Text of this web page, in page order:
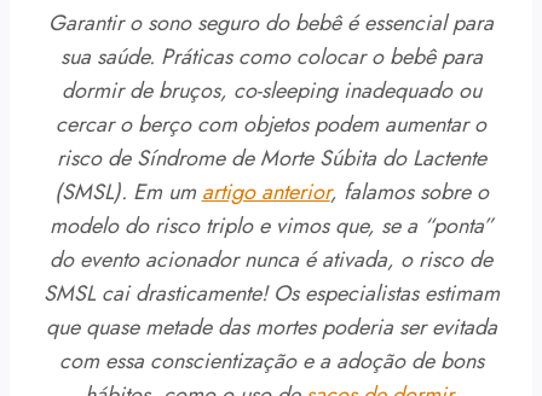
Garantir o sono seguro do bebê é essencial para
sua saúde. Práticas como colocar o bebê para
dormir de bruços, co-sleeping inadequado ou
cercar o berço com objetos podem aumentar o
risco de Síndrome de Morte Súbita do Lactente
(SMSL). Em um artigo anterior, falamos sobre o
modelo do risco triplo e vimos que, se a “ponta”
do evento acionador nunca é ativada, o risco de
SMSL cai drasticamente! Os especialistas estimam
que quase metade das mortes poderia ser evitada
com essa conscientização e a adoção de bons